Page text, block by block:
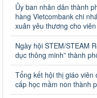
Quyết định công bố thủ
vực giáo dục đào tạo
giáo dục khác thuộc
và Đào tạo, Ủy ban nhân
Quyết định công bố thủ
giáo dục đào tạo thuộc hệ
khác thuộc thẩm quyền
Ủy ban nhân dân cấp huyện
Ngày ban hành: 30/09/2024
Ủy ban nhân dân thành
hàng Vietcombank chi
xuân yêu thương cho
Ngày hội STEM/STEAM
dục thông minh” thành
Tổng kết hội thị giáo
cấp học mầm non thành